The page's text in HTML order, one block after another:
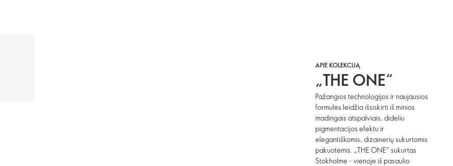
APIE KOLEKCIJĄ
„THE ONE“
Pažangios technologijos ir naujausios
formulės leidžia išsiskirti iš minios
madingais atspalviais, dideliu
pigmentacijos efektu ir
elegantiškomis, dizainerių sukurtomis
pakuotėmis. „THE ONE“ sukurtas
Stokholme - vienoje iš pasaulio